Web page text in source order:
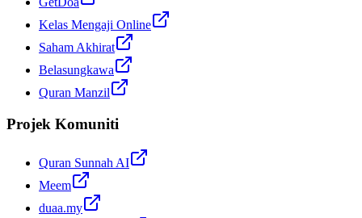
Kelas Mengaji Online
Saham Akhirat
Belasungkawa
Quran Manzil
Projek Komuniti
Quran Sunnah AI
Meem
duaa.my